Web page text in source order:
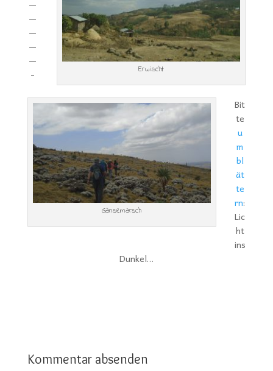
Erwischt
Gänsemarsch
—
—
—
—
—
-
Bit
te
u
m
bl
ät
te
rn:
Lic
ht
ins
Dunkel…
Kommentar absenden